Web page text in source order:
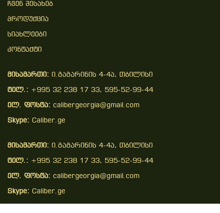
Ჩვენ Შესახებ
Პროდუქცია
Სიახლეები
Კონტაქტი
მისამართი: ი.გაგარინის 4-4ა, თბილისი
ტელ.: +995 32 238 17 33, 595-52-99-44
ელ. ფოსტა: calibergeorgia@gmail.com
Skype: Caliber.ge
მისამართი: ი.გაგარინის 4-4ა, თბილისი
ტელ.: +995 32 238 17 33, 595-52-99-44
ელ. ფოსტა: calibergeorgia@gmail.com
Skype: Caliber.ge